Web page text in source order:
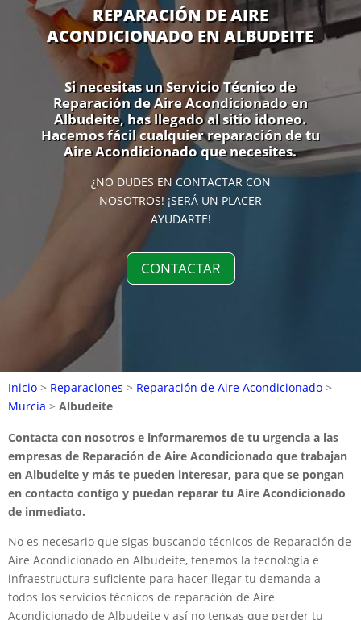
REPARACIÓN DE AIRE
ACONDICIONADO EN ALBUDEITE
Si necesitas un Servicio Técnico de
Reparación de Aire Acondicionado en
Albudeite, has llegado al sitio idoneo.
Hacemos fácil cualquier reparación de tu
Aire Acondicionado que necesites.
¿NO DUDES EN CONTACTAR CON
NOSOTROS! ¡SERÁ UN PLACER
AYUDARTE!
CONTACTAR
Inicio > Reparaciones > Reparación de Aire Acondicionado >
Murcia > Albudeite
Contacta con nosotros e informaremos de tu urgencia a las
empresas de Reparación de Aire Acondicionado que trabajan
en Albudeite y más te pueden interesar, para que se pongan
en contacto contigo y puedan reparar tu Aire Acondicionado
de inmediato.
No es necesario que sigas buscando técnicos de Reparación de
Aire Acondicionado en Albudeite, tenemos la tecnología e
infraestructura suficiente para hacer llegar tu demanda a
todos los servicios técnicos de reparación de Aire
Acondicionado de Albudeite y así no tengas que perder tu